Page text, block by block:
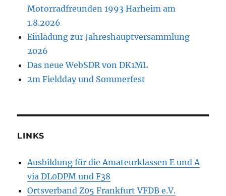
Motorradfreunden 1993 Harheim am
1.8.2026
Einladung zur Jahreshauptversammlung
2026
Das neue WebSDR von DK1ML
2m Fieldday und Sommerfest
LINKS
Ausbildung für die Amateurklassen E und A
via DL0DPM und F38
Ortsverband Z05 Frankfurt VFDB e.V.